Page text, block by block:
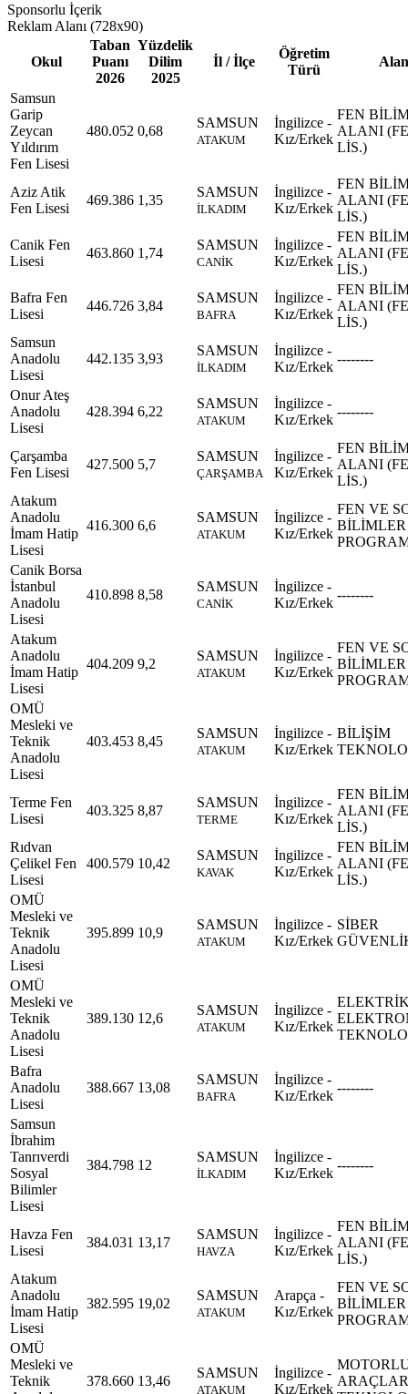
Sponsorlu İçerik
Reklam Alanı (728x90)
Okul
Taban
Puanı
2026
Yüzdelik
Dilim
2025
İl / İlçe
Öğretim
Türü
Alan
Samsun
Garip
Zeycan
Yıldırım
Fen Lisesi
480.052 0,68
SAMSUN
ATAKUM
İngilizce -
Kız/Erkek
FEN
ALANI
LİS.)
Aziz Atik
Fen Lisesi
469.386 1,35
SAMSUN
İLKADIM
İngilizce -
Kız/Erkek
FEN
ALANI
LİS.)
Canik Fen
Lisesi
463.860 1,74
SAMSUN
CANİK
İngilizce -
Kız/Erkek
FEN
ALANI
LİS.)
Bafra Fen
Lisesi
446.726 3,84
SAMSUN
BAFRA
İngilizce -
Kız/Erkek
FEN
ALANI
LİS.)
Samsun
Anadolu
Lisesi
442.135 3,93
SAMSUN
İLKADIM
İngilizce -
Kız/Erkek
--------
Onur Ateş
Anadolu
Lisesi
428.394 6,22
SAMSUN
ATAKUM
İngilizce -
Kız/Erkek
--------
Çarşamba
Fen Lisesi
427.500 5,7
SAMSUN
ÇARŞAMBA
İngilizce -
Kız/Erkek
FEN
ALANI
LİS.)
Atakum
Anadolu
İmam Hatip
Lisesi
416.300 6,6
SAMSUN
ATAKUM
İngilizce -
Kız/Erkek
FEN VE
BİLİMLER
Canik Borsa
İstanbul
Anadolu
Lisesi
410.898 8,58
SAMSUN
CANİK
İngilizce -
Kız/Erkek
--------
Atakum
Anadolu
İmam Hatip
Lisesi
404.209 9,2
SAMSUN
ATAKUM
İngilizce -
Kız/Erkek
FEN VE
BİLİMLER
OMÜ
Mesleki ve
Teknik
Anadolu
Lisesi
403.453 8,45
SAMSUN
ATAKUM
İngilizce -
Kız/Erkek
BİLİŞİM
Terme Fen
Lisesi
403.325 8,87
SAMSUN
TERME
İngilizce -
Kız/Erkek
FEN
ALANI
LİS.)
Rıdvan
Çelikel Fen
Lisesi
400.579 10,42
SAMSUN
KAVAK
İngilizce -
Kız/Erkek
FEN
ALANI
LİS.)
OMÜ
Mesleki ve
Teknik
Anadolu
Lisesi
395.899 10,9
SAMSUN
ATAKUM
İngilizce -
Kız/Erkek
SİBER
OMÜ
Mesleki ve
Teknik
Anadolu
Lisesi
389.130 12,6
SAMSUN
ATAKUM
İngilizce -
Kız/Erkek
Bafra
Anadolu
Lisesi
388.667 13,08
SAMSUN
BAFRA
İngilizce -
Kız/Erkek
--------
Samsun
İbrahim
Tanrıverdi
Sosyal
Bilimler
Lisesi
384.798 12
SAMSUN
İLKADIM
İngilizce -
Kız/Erkek
--------
Havza Fen
Lisesi
384.031 13,17
SAMSUN
HAVZA
İngilizce -
Kız/Erkek
FEN
ALANI
LİS.)
Atakum
Anadolu
İmam Hatip
Lisesi
382.595 19,02
SAMSUN
ATAKUM
Arapça -
Kız/Erkek
FEN VE
BİLİMLER
OMÜ
Mesleki ve
Teknik
378.660 13,46
SAMSUN
ATAKUM
İngilizce -
Kız/Erkek
ARAÇLAR